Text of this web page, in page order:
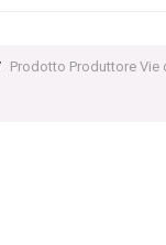
Prodotto ProduttoreVie